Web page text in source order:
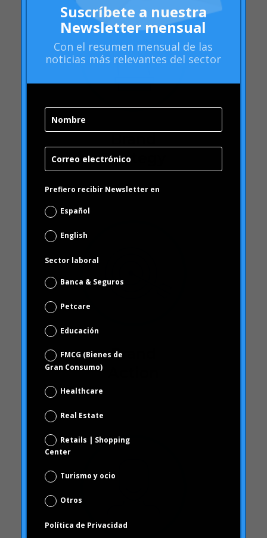
Strategy
Brand
Prefiero recibir Newsletter en
English
Sector laboral
Banca & Seguros
Petcare
Educación
FMCG (Bienes de
Retails | Shopping
Política de Privacidad
He leído y acepto la Política de Privacidad
Suscribirse!